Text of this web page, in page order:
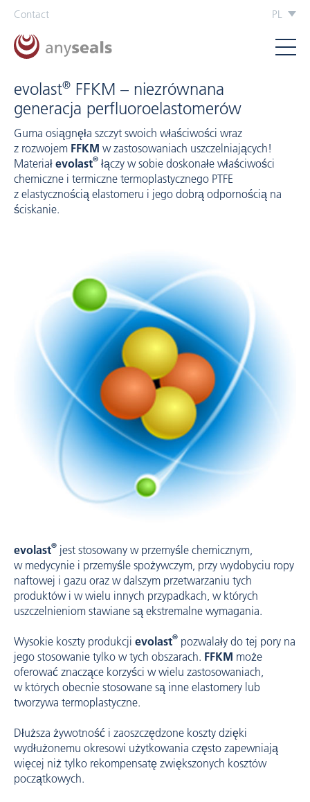
Contact PL
evolast® FFKM – niezrównana
generacja perfluoroelastomerów
Guma osiągnęła szczyt swoich właściwości wraz
z rozwojem FFKM w zastosowaniach uszczelniających!
Materiał evolast® łączy w sobie doskonałe właściwości
chemiczne i termiczne termoplastycznego PTFE
z elastycznością elastomeru i jego dobrą odpornością na
ściskanie.
evolast® jest stosowany w przemyśle chemicznym,
w medycynie i przemyśle spożywczym, przy wydobyciu ropy
naftowej i gazu oraz w dalszym przetwarzaniu tych
produktów i w wielu innych przypadkach, w których
uszczelnieniom stawiane są ekstremalne wymagania.
Wysokie koszty produkcji evolast® pozwalały do tej pory na
jego stosowanie tylko w tych obszarach. FFKM może
oferować znaczące korzyści w wielu zastosowaniach,
w których obecnie stosowane są inne elastomery lub
tworzywa termoplastyczne.
Dłuższa żywotność i zaoszczędzone koszty dzięki
wydłużonemu okresowi użytkowania często zapewniają
więcej niż tylko rekompensatę zwiększonych kosztów
początkowych.